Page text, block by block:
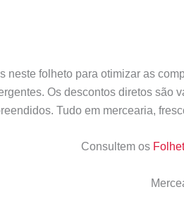
neste folheto para otimizar as
Os descontos diretos são
Tudo em mercearia,
Consultem os